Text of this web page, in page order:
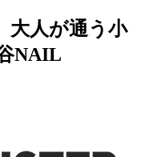
大人が通う小
NAIL